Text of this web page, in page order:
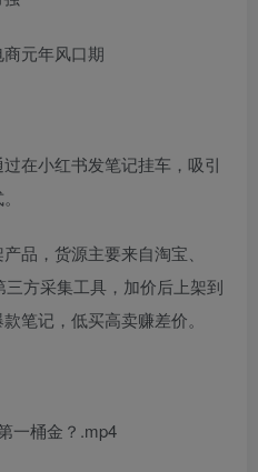
元年风口期
在小红书发笔记挂车，吸引
品，货源主要来自淘宝、
方采集工具，加价后上架到
笔记，低买高卖赚差价。
一桶金？.mp4